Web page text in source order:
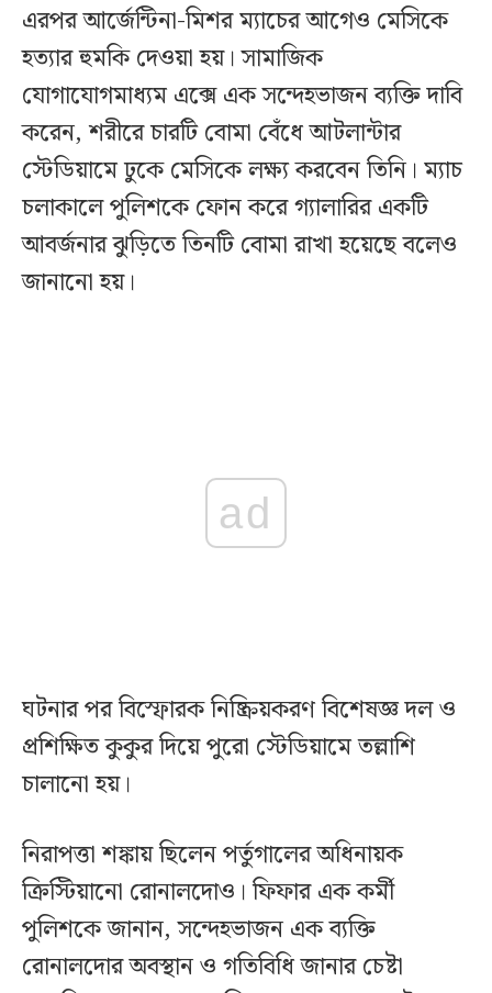
এরপর আর্জেন্টিনা-মিশর ম্যাচের আগেও মেসিকে
হত্যার হুমকি দেওয়া হয়। সামাজিক
যোগাযোগমাধ্যম এক্সে এক সন্দেহভাজন ব্যক্তি দাবি
করেন, শরীরে চারটি বোমা বেঁধে আটলান্টার
স্টেডিয়ামে ঢুকে মেসিকে লক্ষ্য করবেন তিনি। ম্যাচ
চলাকালে পুলিশকে ফোন করে গ্যালারির একটি
আবর্জনার ঝুড়িতে তিনটি বোমা রাখা হয়েছে বলেও
জানানো হয়।
ad
ঘটনার পর বিস্ফোরক নিষ্ক্রিয়করণ বিশেষজ্ঞ দল ও
প্রশিক্ষিত কুকুর দিয়ে পুরো স্টেডিয়ামে তল্লাশি
চালানো হয়।
নিরাপত্তা শঙ্কায় ছিলেন পর্তুগালের অধিনায়ক
ক্রিস্টিয়ানো রোনালদোও। ফিফার এক কর্মী
পুলিশকে জানান, সন্দেহভাজন এক ব্যক্তি
রোনালদোর অবস্থান ও গতিবিধি জানার চেষ্টা